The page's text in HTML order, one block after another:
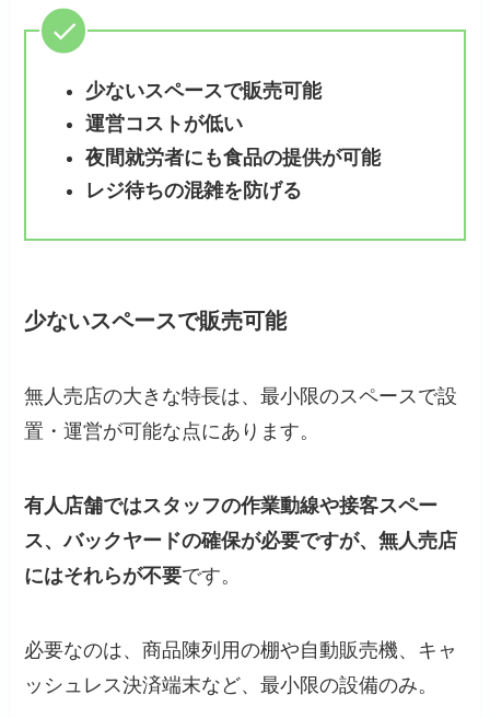
少ないスペースで販売可能
運営コストが低い
夜間就労者にも食品の提供が可能
レジ待ちの混雑を防げる
少ないスペースで販売可能
無人売店の大きな特長は、最小限のスペースで設
置・運営が可能な点にあります。
有人店舗ではスタッフの作業動線や接客スペー
ス、バックヤードの確保が必要ですが、無人売店
にはそれらが不要です。
必要なのは、商品陳列用の棚や自動販売機、キャ
ッシュレス決済端末など、最小限の設備のみ。